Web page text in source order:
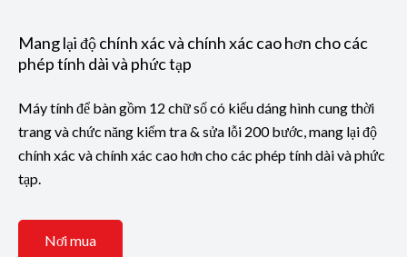
Mang lại độ chính xác và chính xác cao hơn cho các
phép tính dài và phức tạp
Máy tính để bàn gồm 12 chữ số có kiểu dáng hình cung thời
trang và chức năng kiểm tra & sửa lỗi 200 bước, mang lại độ
chính xác và chính xác cao hơn cho các phép tính dài và phức
tạp.
Nơi mua